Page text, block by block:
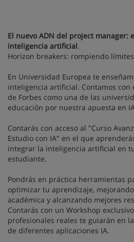
El nuevo ADN del project manager:
inteligencia artificial.
Horizon breakers: rompiendo
En Universidad Europea te
inteligencia artificial. Contamos con
de Forbes como una de las
educación por nuestra apuesta en
Contarás con acceso al "Curso
Estudio con IA" en el que
integrar la inteligencia artificial en
estudiante.
Pondrás en práctica herramientas
optimizar tu aprendizaje,
académica y alcanzando mejores
Contarás con un Workshop
profesionales reales te guiarán en
de diferentes aplicaciones IA.